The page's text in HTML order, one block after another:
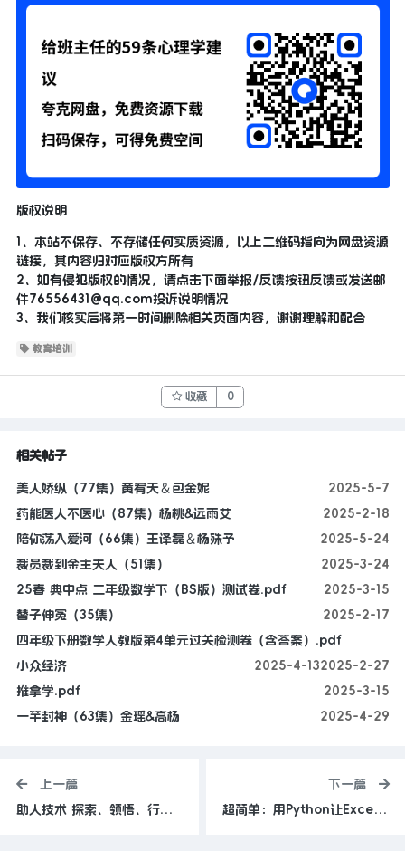
版权说明
1、本站不保存、不存储任何实质资源，以上二维码指向为网盘资源
链接，其内容归对应版权方所有
2、如有侵犯版权的情况，请点击下面举报/反馈按钮反馈或发送邮
件76556431@qq.com投诉说明情况
3、我们核实后将第一时间删除相关页面内容，谢谢理解和配合
教育培训
收藏 0
相关帖子
美人娇纵（77集）黄宥天＆包金妮
2025-5-7
药能医人不医心（87集）杨桃&远雨艾
2025-2-18
陪你荡入爱河（66集）王译磊＆杨殊予
2025-5-24
裁员裁到金主夫人（51集）
2025-3-24
25春 典中点 二年级数学下（BS版）测试卷.pdf
2025-3-15
替子伸冤（35集）
2025-2-17
四年级下册数学人教版第4单元过关检测卷（含答案）.pdf
2025-2-27
小众经济
2025-4-13
推拿学.pdf
2025-3-15
一竿封神（63集）金瑶&高杨
2025-4-29
上一篇
助人技术 探索、领悟、行动三阶段模式 第3版 PDF 125.8MB
下一篇
超简单：用Python让Excel飞起来